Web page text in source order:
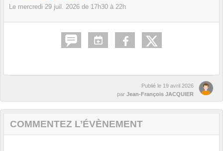
Le mercredi 29 juil. 2026 de 17h30 à 22h
Publié le 19 avril 2026
par Jean-François JACQUIER
COMMENTEZ L’ÉVÈNEMENT